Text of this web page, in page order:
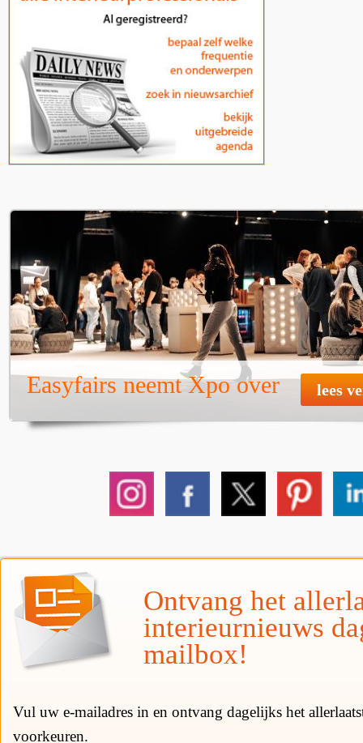
Easyfairs neemt Xpo over lees
Ontvang het
interieurnieuws
mailbox!
Vul uw e-mailadres in en ontvang dagelijks het
voorkeuren.